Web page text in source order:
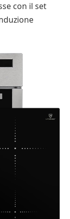
con il set